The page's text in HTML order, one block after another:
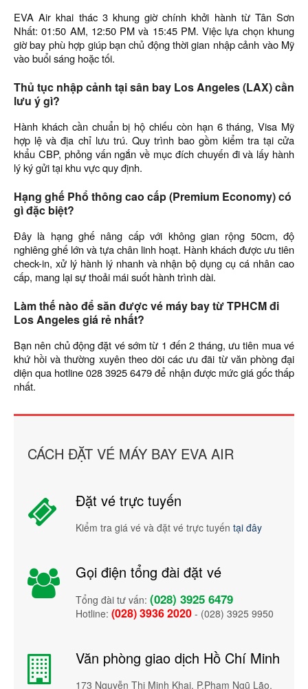
EVA Air khai thác 3 khung giờ chính khởi hành từ Tân Sơn
Nhất: 01:50 AM, 12:50 PM và 15:45 PM. Việc lựa chọn khung
giờ bay phù hợp giúp bạn chủ động thời gian nhập cảnh vào Mỹ
vào buổi sáng hoặc tối.
Thủ tục nhập cảnh tại sân bay Los Angeles (LAX) cần
lưu ý gì?
Hành khách cần chuẩn bị hộ chiếu còn hạn 6 tháng, Visa Mỹ
hợp lệ và địa chỉ lưu trú. Quy trình bao gồm kiểm tra tại cửa
khẩu CBP, phỏng vấn ngắn về mục đích chuyến đi và lấy hành
lý ký gửi tại khu vực quy định.
Hạng ghế Phổ thông cao cấp (Premium Economy) có
gì đặc biệt?
Đây là hạng ghế nâng cấp với không gian rộng 50cm, độ
nghiêng ghế lớn và tựa chân linh hoạt. Hành khách được ưu tiên
check-in, xử lý hành lý nhanh và nhận bộ dụng cụ cá nhân cao
cấp, mang lại sự thoải mái suốt hành trình dài.
Làm thế nào để săn được vé máy bay từ TPHCM đi
Los Angeles giá rẻ nhất?
Bạn nên chủ động đặt vé sớm từ 1 đến 2 tháng, ưu tiên mua vé
khứ hồi và thường xuyên theo dõi các ưu đãi từ văn phòng đại
diện qua hotline 028 3925 6479 để nhận được mức giá gốc thấp
nhất.
CÁCH ĐẶT VÉ MÁY BAY EVA AIR
Đặt vé trực tuyến
Kiểm tra giá vé và đặt vé trực tuyến tại đây
Gọi điện tổng đài đặt vé
Tổng đài tư vấn: (028) 3925 6479
Hotline: (028) 3936 2020 - (028) 3925 9950
Văn phòng giao dịch Hồ Chí Minh
173 Nguyễn Thị Minh Khai, P.Phạm Ngũ Lão,